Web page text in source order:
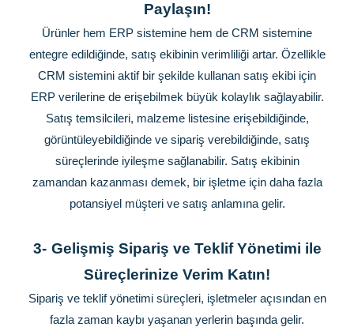
Paylaşın!
Ürünler hem ERP sistemine hem de CRM sistemine
entegre edildiğinde, satış ekibinin verimliliği artar. Özellikle
CRM sistemini aktif bir şekilde kullanan satış ekibi için
ERP verilerine de erişebilmek büyük kolaylık sağlayabilir.
Satış temsilcileri, malzeme listesine erişebildiğinde,
görüntüleyebildiğinde ve sipariş verebildiğinde, satış
süreçlerinde iyileşme sağlanabilir. Satış ekibinin
zamandan kazanması demek, bir işletme için daha fazla
potansiyel müşteri ve satış anlamına gelir.
3- Gelişmiş Sipariş ve Teklif Yönetimi ile
Süreçlerinize Verim Katın!
Sipariş ve teklif yönetimi süreçleri, işletmeler açısından en
fazla zaman kaybı yaşanan yerlerin başında gelir.